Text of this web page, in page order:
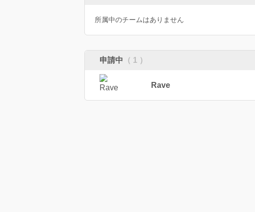
所属中のチームはありません
申請中 （ 1 ）
Rave